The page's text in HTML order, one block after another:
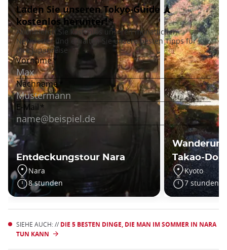
Entdeckungstour Nara
Nara
8 stunden
Takao-Dorf
Kyoto
7 stunden
SIEHE AUCH: // DIE 5 BESTEN DINGE, DIE MAN IM SOMMER IN NARA
TUN KANN